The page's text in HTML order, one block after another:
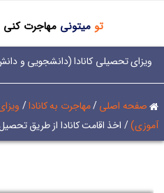
تو میتونی مهاجرت کنی
ویزای تحصیلی کانادا (دانشجویی و
صفحه اصلی/مهاجرت به کانادا/
آموزی)/ اخذ اقامت کانادا از طریق تحصیل